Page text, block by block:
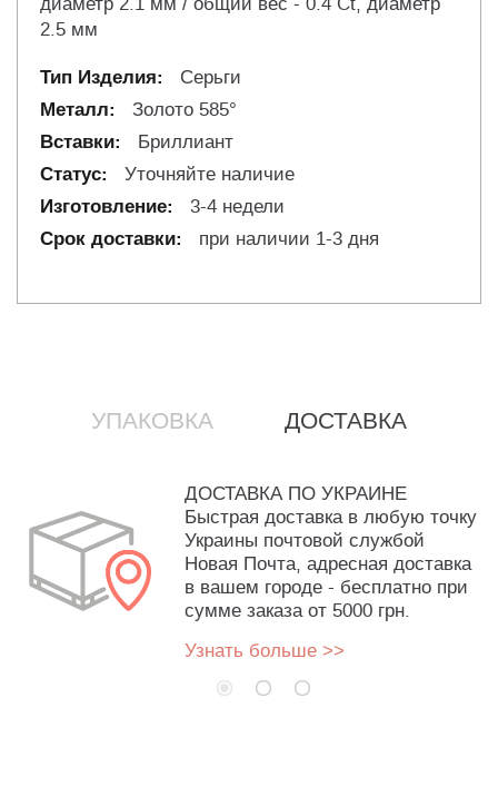
2.5 мм
Серьги
Золото 585°
Бриллиант
Уточняйте наличие
3-4 недели
при наличии 1-3 дня
УПАКОВКА ДОСТАВКА
ДОСТАВКА ПО УКРАИНЕ
Быстрая доставка в любую точку
Украины почтовой службой
Новая Почта, адресная доставка
в вашем городе - бесплатно при
сумме заказа от 5000 грн.
Узнать больше >>